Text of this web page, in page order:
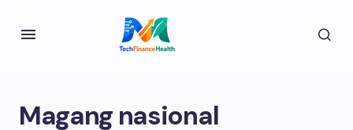
Magang nasional